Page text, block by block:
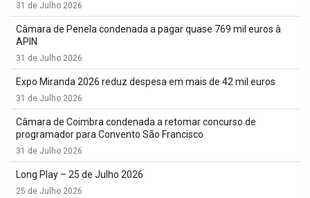
31 de Julho 2026
Câmara de Penela condenada a pagar quase 769 mil euros à
APIN
31 de Julho 2026
Expo Miranda 2026 reduz despesa em mais de 42 mil euros
31 de Julho 2026
Câmara de Coimbra condenada a retomar concurso de
programador para Convento São Francisco
31 de Julho 2026
Long Play – 25 de Julho 2026
25 de Julho 2026